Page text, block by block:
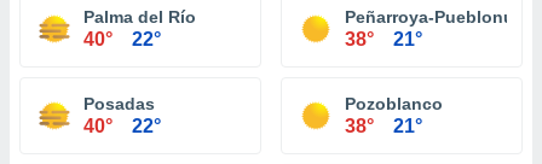
Palma del Río
40° 22°
Peñarroya-
38° 21°
Posadas
40° 22°
Pozoblanco
38° 21°